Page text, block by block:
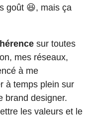
goût 😆, mais ça
sur toutes
mes réseaux,
à me
à temps plein sur
brand designer.
les valeurs et le